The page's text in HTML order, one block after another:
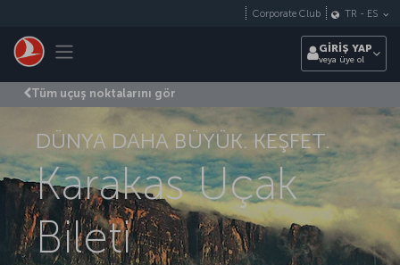
Toggle navigation
Corporate Club TR - ES
GİRİŞ YAP
veya üye ol
Tüm uçuş noktalarını gör
DÜNYA DAHA BÜYÜK. KEŞFET.
Karakas Uçak
Bileti